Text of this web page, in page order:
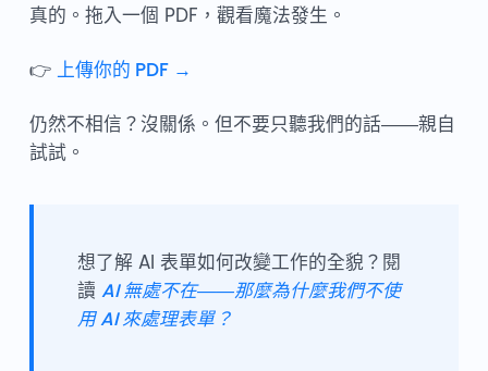
真的。拖入一個 PDF，觀看魔法發生。
👉 上傳你的 PDF →
仍然不相信？沒關係。但不要只聽我們的話——親自
試試。
想了解 AI 表單如何改變工作的全貌？閱
讀 AI 無處不在——那麼為什麼我們不使
用 AI 來處理表單？